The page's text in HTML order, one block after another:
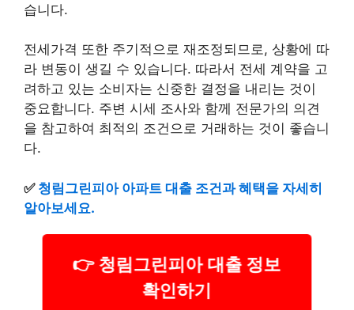
습니다.
전세가격 또한 주기적으로 재조정되므로, 상황에 따
라 변동이 생길 수 있습니다. 따라서 전세 계약을 고
려하고 있는 소비자는 신중한 결정을 내리는 것이
중요합니다. 주변 시세 조사와 함께 전문가의 의견
을 참고하여 최적의 조건으로 거래하는 것이 좋습니
다.
✅ 청림그린피아 아파트 대출 조건과 혜택을 자세히
알아보세요.
👉 청림그린피아 대출 정보
확인하기